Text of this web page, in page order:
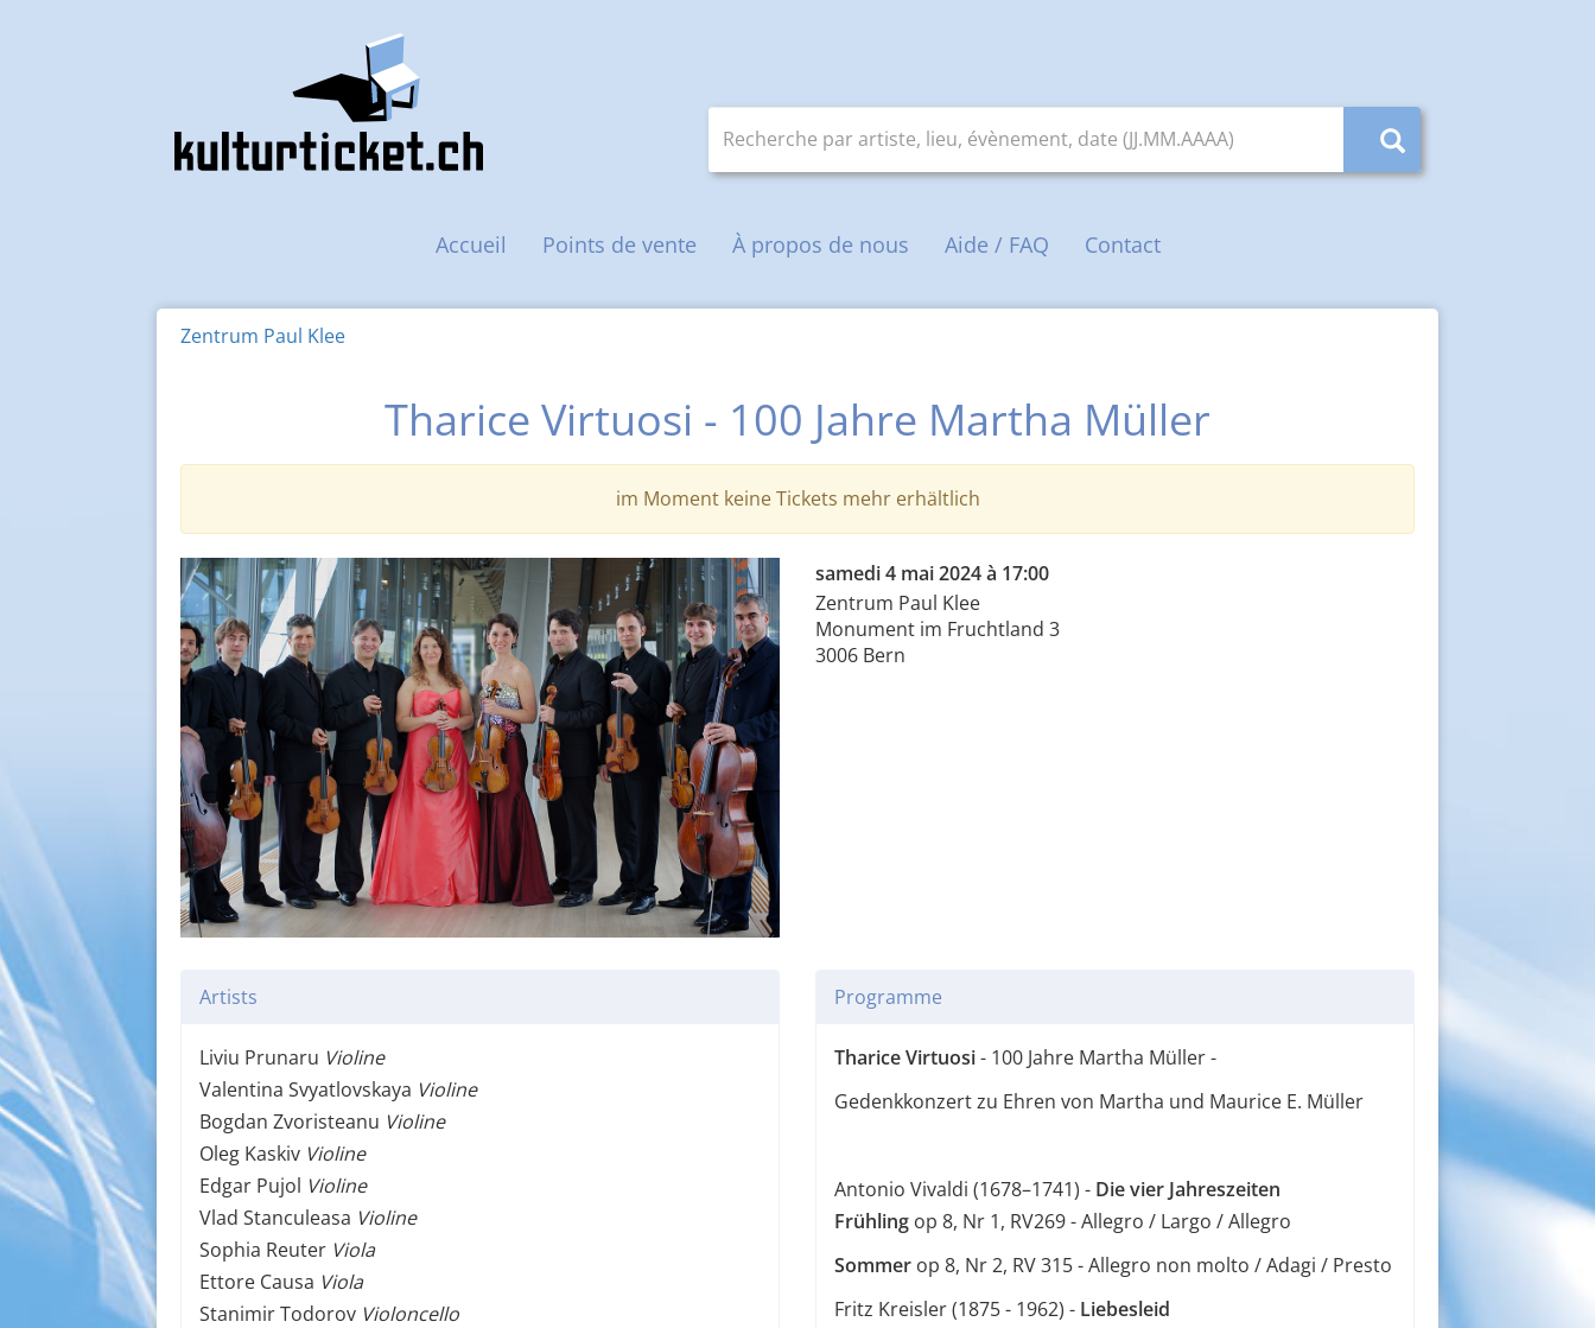
Navigation principale
Accueil Points de vente À propos de nous Aide / FAQ Contact
Zentrum Paul Klee
Tharice Virtuosi - 100 Jahre Martha Müller
im Moment keine Tickets mehr erhältlich
samedi 4 mai 2024 à 17:00
Zentrum Paul Klee
Monument im Fruchtland 3
3006 Bern
Artists
Liviu Prunaru Violine
Valentina Svyatlovskaya Violine
Bogdan Zvoristeanu Violine
Oleg Kaskiv Violine
Edgar Pujol Violine
Vlad Stanculeasa Violine
Sophia Reuter Viola
Ettore Causa Viola
Stanimir Todorov Violoncello
Programme
Tharice Virtuosi- 100 Jahre Martha Müller -
Gedenkkonzert zu Ehren von Martha und Maurice E. Müller
Antonio Vivaldi (1678–1741) - Die vier Jahreszeiten
Frühling op 8, Nr 1, RV269 - Allegro / Largo / Allegro
Sommer op 8, Nr 2, RV 315 - Allegro non molto / Adagi / Presto
Fritz Kreisler (1875 - 1962) - Liebesleid